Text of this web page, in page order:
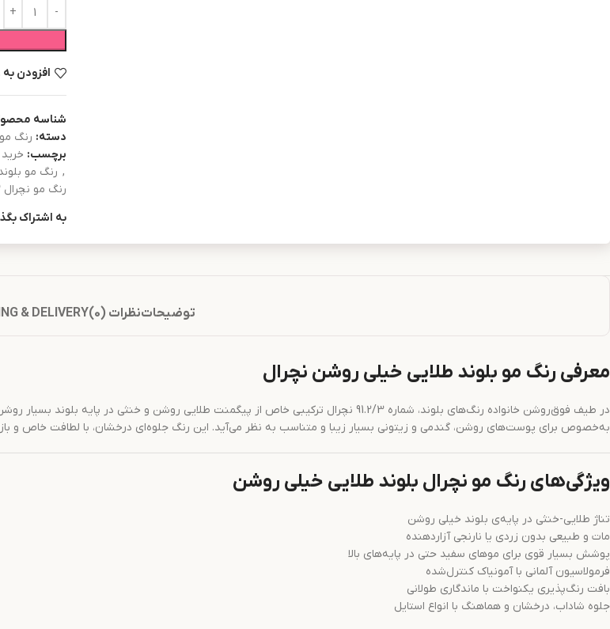
افزودن
شناسه
دسته: رنگ
برچسب:
, رنگ مو
رنگ مو نچرال 91/2.3
به اشتراک
توضیحاتنظرات (0) & DELIVERY
معرفی رنگ مو بلوند طلایی خیلی روشن نچرال
در طیف فوق‌روشن خانواده رنگ‌های بلوند، شماره 91.2/3 نچرال ترکیبی خاص از پیگمنت طلایی روشن
به‌خصوص برای پوست‌های روشن، گندمی و زیتونی بسیار زیبا و متناسب به ‌نظر می‌آید. این رنگ جلوه‌ای درخشان، با لطافت خاص و
ویژگی‌های رنگ مو نچرال بلوند طلایی خیلی روشن
تناژ طلایی-خنثی در پایه‌ی بلوند خیلی روشن
مات و طبیعی بدون زردی یا نارنجی آزاردهنده
پوشش بسیار قوی برای موهای سفید حتی در پایه‌های بالا
فرمولاسیون آلمانی با آمونیاک کنترل‌شده
بافت رنگ‌پذیری یکنواخت با ماندگاری طولانی
جلوه شاداب، درخشان و هماهنگ با انواع استایل